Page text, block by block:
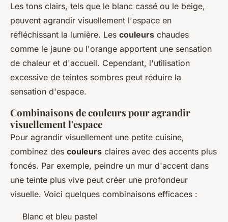
Les tons clairs, tels que le blanc cassé ou le beige,
peuvent agrandir visuellement l'espace en
réfléchissant la lumière. Les couleurs chaudes
comme le jaune ou l'orange apportent une sensation
de chaleur et d'accueil. Cependant, l'utilisation
excessive de teintes sombres peut réduire la
sensation d'espace.
Combinaisons de couleurs pour agrandir
visuellement l'espace
Pour agrandir visuellement une petite cuisine,
combinez des couleurs claires avec des accents plus
foncés. Par exemple, peindre un mur d'accent dans
une teinte plus vive peut créer une profondeur
visuelle. Voici quelques combinaisons efficaces :
Blanc et bleu pastel